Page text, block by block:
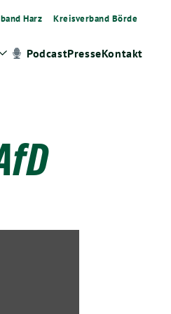
Harz Kreisverband Börde
ZeigePodcastPresseKontakt